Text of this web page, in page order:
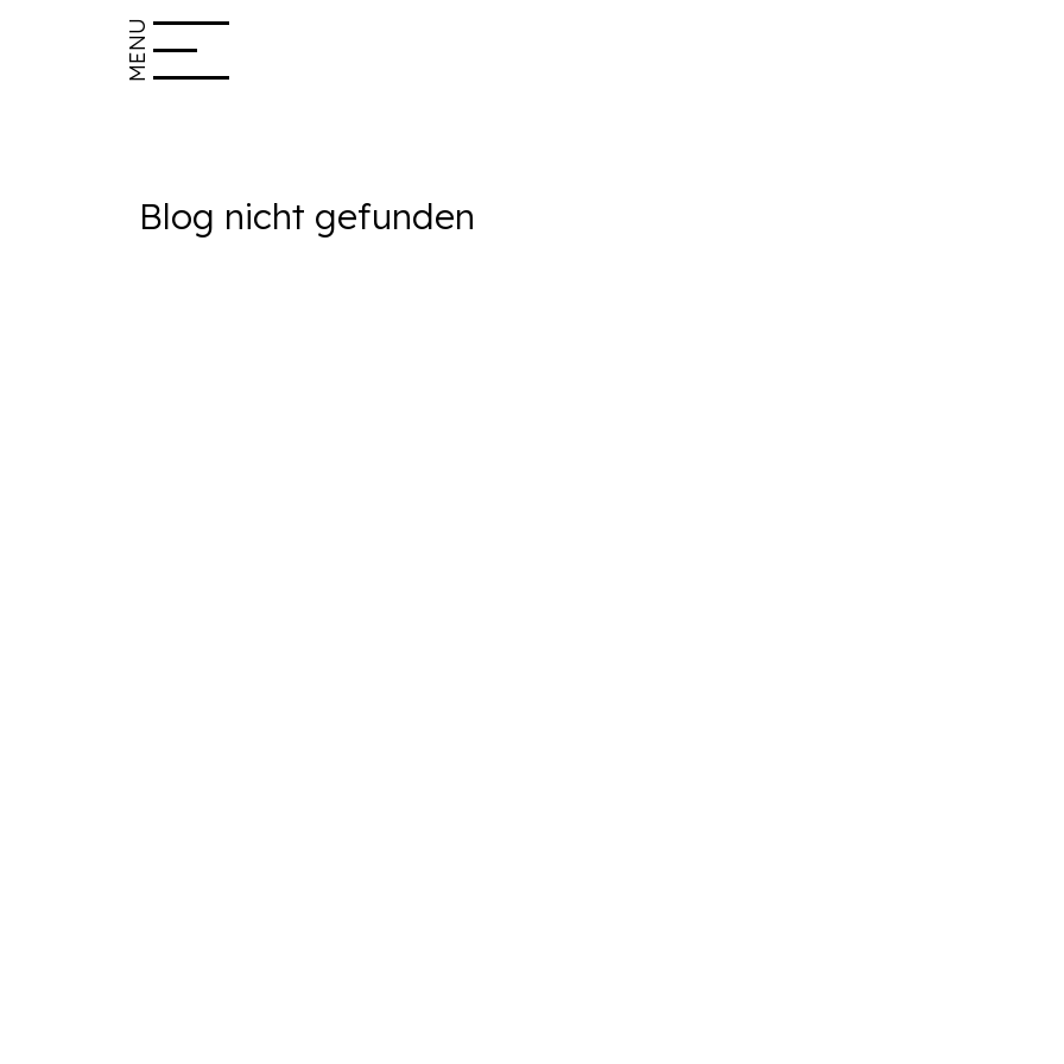
MENU
Blog nicht gefunden